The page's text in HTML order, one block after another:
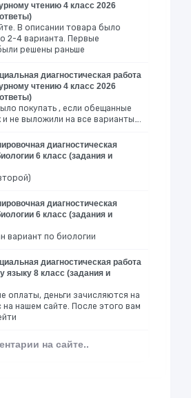
чтению 4 класс 2026
В описании товара было
2-4 варианта. Первые
решены раньше
диагностическая работа
чтению 4 класс 2026
покупать , если обещанные
и не выложили на все варианты….
диагностическая
6 класс (задания и
диагностическая
6 класс (задания и
вариант по биологии
диагностическая работа
языку 8 класс (задания и
оплаты, деньги зачисляются на
на нашем сайте. После этого вам
на сайте..